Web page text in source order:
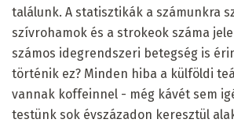
találunk. A statisztikák a számunkra
szívrohamok és a strokeok száma
számos idegrendszeri betegség is
történik ez? Minden hiba a külföldi
vannak koffeinnel - még kávét sem
testünk sok évszázadon keresztül